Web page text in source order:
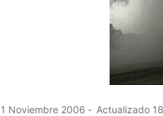
1 Noviembre 2006 Actualizado